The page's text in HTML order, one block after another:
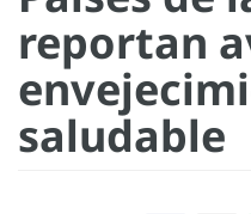
reportan
saludable